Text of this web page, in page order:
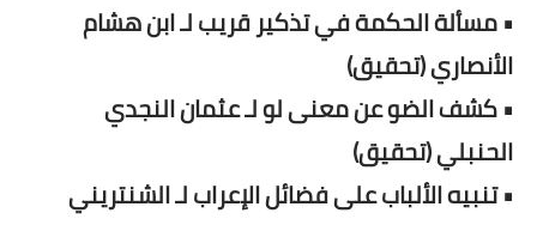
• مسألة الحكمة في تذكير قريب لـ ابن هشام
الأنصاري (تحقيق)
• كشف الضو عن معنى لو لـ عثمان النجدي
الحنبلي (تحقيق)
• تنبيه الألباب على فضائل الإعراب لـ الشنتريني